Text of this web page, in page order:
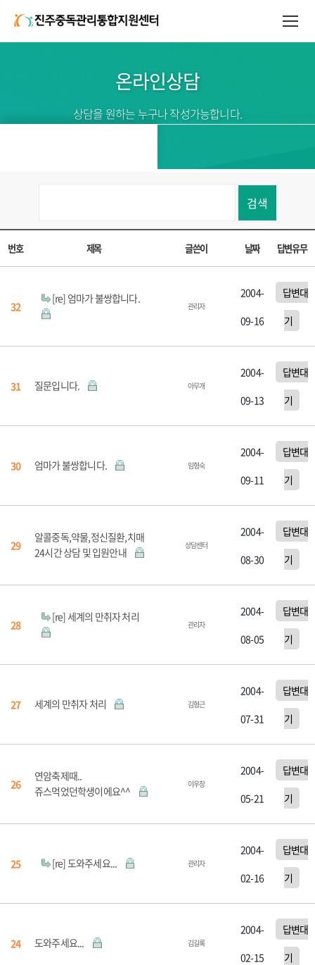
온라인상담
상담을 원하는 누구나 작성가능합니다.
검색
번호 제목 글쓴이 날짜 답변유무
32
[re] 엄마가 불쌍합니다.
관리자
2004-
09-16
답변대
기
31 질문입니다. 아무개
2004-
09-13
답변대
기
30 엄마가 불쌍합니다. 임형숙
2004-
09-11
답변대
기
29
알콜중독,약물,정신질환,치매
24시간 상담 및 입원안내
상담센터
2004-
08-30
답변대
기
28
[re] 세계의 만취자 처리
관리자
2004-
08-05
답변대
기
27 세계의 만취자 처리 김형근
2004-
07-31
답변대
기
26
연암축제때..
쥬스먹었던학생이에요^^
이우창
2004-
05-21
답변대
기
25 [re] 도와주세요... 관리자
2004-
02-16
답변대
기
24 도와주세요... 김길록
2004-
02-15
답변대
기